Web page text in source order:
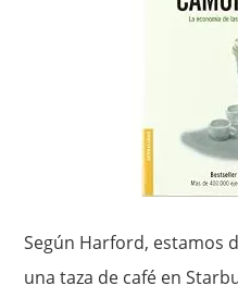
Según Harford, estamos
una taza de café en